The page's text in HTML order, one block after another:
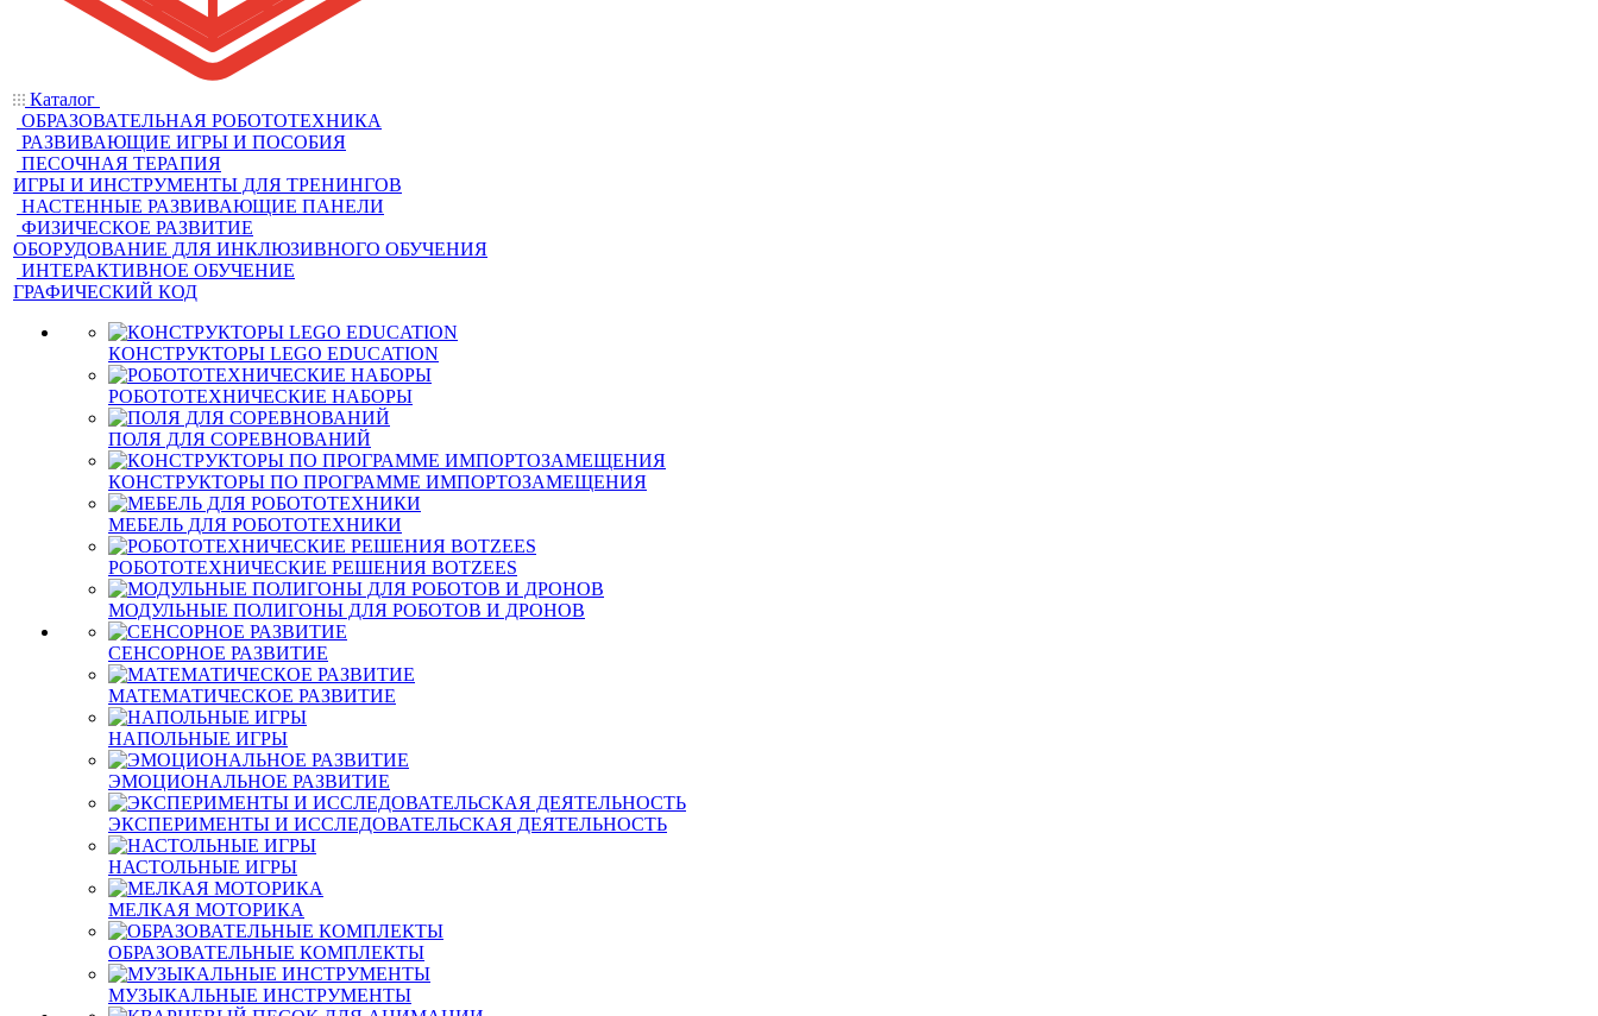
Каталог
ОБРАЗОВАТЕЛЬНАЯ РОБОТОТЕХНИКА
РАЗВИВАЮЩИЕ ИГРЫ И ПОСОБИЯ
ПЕСОЧНАЯ ТЕРАПИЯ
ИГРЫ И ИНСТРУМЕНТЫ ДЛЯ ТРЕНИНГОВ
НАСТЕННЫЕ РАЗВИВАЮЩИЕ ПАНЕЛИ
ФИЗИЧЕСКОЕ РАЗВИТИЕ
ОБОРУДОВАНИЕ ДЛЯ ИНКЛЮЗИВНОГО ОБУЧЕНИЯ
ИНТЕРАКТИВНОЕ ОБУЧЕНИЕ
ГРАФИЧЕСКИЙ КОД
КОНСТРУКТОРЫ LEGO EDUCATION
РОБОТОТЕХНИЧЕСКИЕ НАБОРЫ
ПОЛЯ ДЛЯ СОРЕВНОВАНИЙ
КОНСТРУКТОРЫ ПО ПРОГРАММЕ ИМПОРТОЗАМЕЩЕНИЯ
МЕБЕЛЬ ДЛЯ РОБОТОТЕХНИКИ
РОБОТОТЕХНИЧЕСКИЕ РЕШЕНИЯ BOTZEES
МОДУЛЬНЫЕ ПОЛИГОНЫ ДЛЯ РОБОТОВ И ДРОНОВ
СЕНСОРНОЕ РАЗВИТИЕ
МАТЕМАТИЧЕСКОЕ РАЗВИТИЕ
НАПОЛЬНЫЕ ИГРЫ
ЭМОЦИОНАЛЬНОЕ РАЗВИТИЕ
ЭКСПЕРИМЕНТЫ И ИССЛЕДОВАТЕЛЬСКАЯ ДЕЯТЕЛЬНОСТЬ
НАСТОЛЬНЫЕ ИГРЫ
МЕЛКАЯ МОТОРИКА
ОБРАЗОВАТЕЛЬНЫЕ КОМПЛЕКТЫ
МУЗЫКАЛЬНЫЕ ИНСТРУМЕНТЫ